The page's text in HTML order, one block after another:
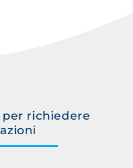
richiedere